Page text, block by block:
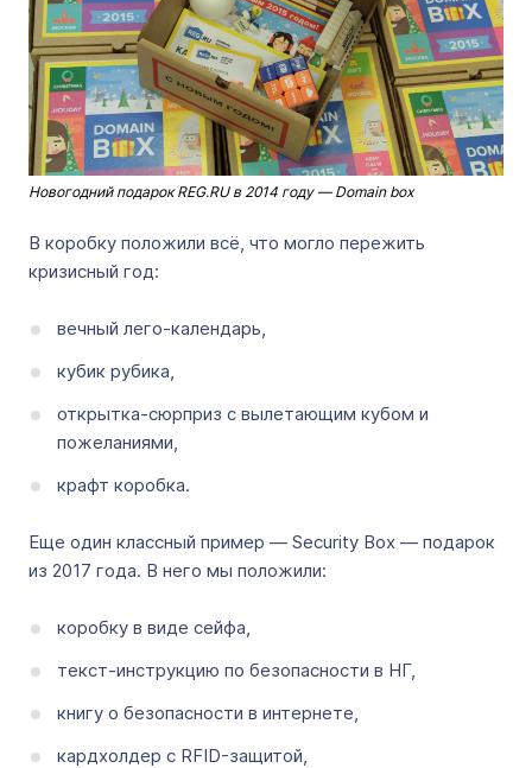
Новогодний подарок REG.RU в 2014 году — Domain box
В коробку положили всё, что могло пережить
кризисный год:
вечный лего-календарь,
кубик рубика,
открытка-сюрприз с вылетающим кубом и
пожеланиями,
крафт коробка.
Еще один классный пример — Security Box — подарок
из 2017 года. В него мы положили:
коробку в виде сейфа,
текст-инструкцию по безопасности в НГ,
книгу о безопасности в интернете,
кардхолдер с RFID-защитой,